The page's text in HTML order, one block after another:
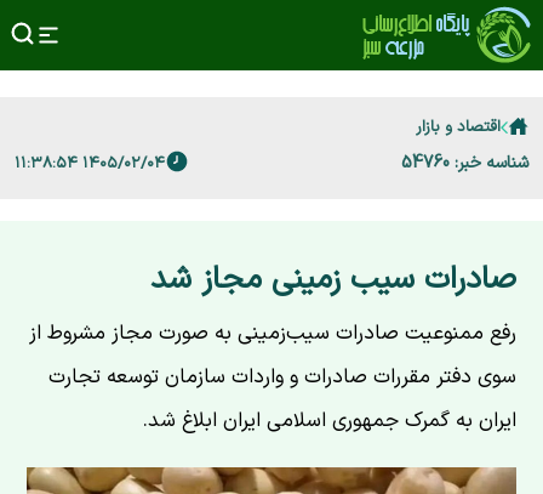
اقتصاد و بازار
شناسه خبر: 54760 ۱۴۰۵/۰۲/۰۴ ۱۱:۳۸:۵۴
صادرات سیب زمینی مجاز شد
رفع ممنوعیت صادرات سیب‌زمینی به صورت مجاز مشروط از
سوی دفتر مقررات صادرات و واردات سازمان توسعه تجارت
ایران به گمرک جمهوری اسلامی ایران ابلاغ شد.